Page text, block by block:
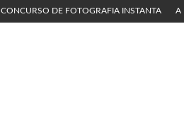
CONCURSO DE FOTOGRAFIA INSTANTA A